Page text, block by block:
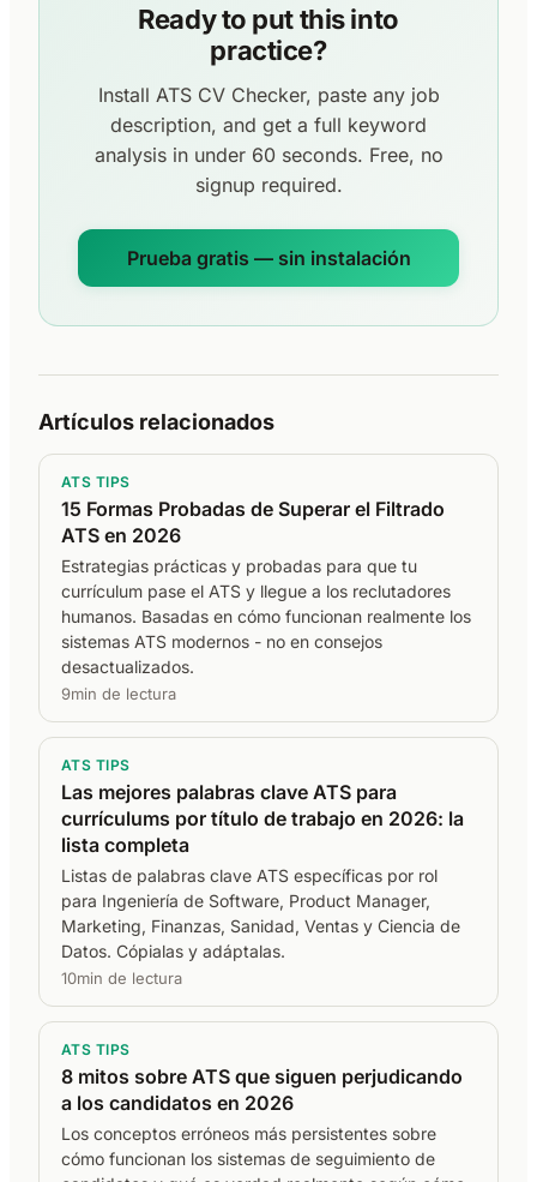
Ready to put this into
practice?
Install ATS CV Checker, paste any job
description, and get a full keyword
analysis in under 60 seconds. Free, no
signup required.
Prueba gratis — sin instalación
Artículos relacionados
ATS TIPS
15 Formas Probadas de Superar el Filtrado
ATS en 2026
Estrategias prácticas y probadas para que tu
currículum pase el ATS y llegue a los reclutadores
humanos. Basadas en cómo funcionan realmente los
sistemas ATS modernos - no en consejos
desactualizados.
9min de lectura
ATS TIPS
Las mejores palabras clave ATS para
currículums por título de trabajo en 2026: la
lista completa
Listas de palabras clave ATS específicas por rol
para Ingeniería de Software, Product Manager,
Marketing, Finanzas, Sanidad, Ventas y Ciencia de
Datos. Cópialas y adáptalas.
10min de lectura
ATS TIPS
8 mitos sobre ATS que siguen perjudicando
a los candidatos en 2026
Los conceptos erróneos más persistentes sobre
cómo funcionan los sistemas de seguimiento de